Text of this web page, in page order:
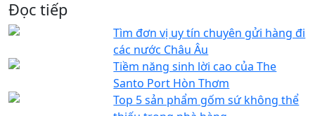
Đọc tiếp
Tìm đơn vị uy tín chuyên gửi hàng đi
các nước Châu Âu
Tiềm năng sinh lời cao của The
Santo Port Hòn Thơm
Top 5 sản phẩm gốm sứ không thể